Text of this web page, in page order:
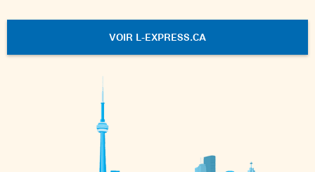
VOIR L-EXPRESS.CA